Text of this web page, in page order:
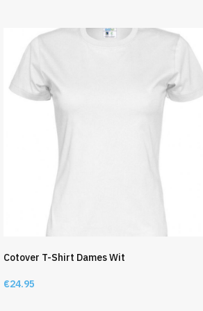
Cotover T-Shirt Dames Wit
€24.95